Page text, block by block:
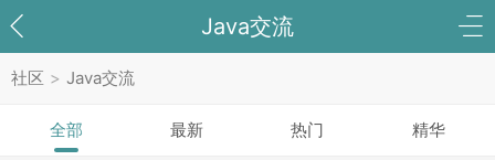
Java交流
社区 > Java交流
全部 最新 热门 精华